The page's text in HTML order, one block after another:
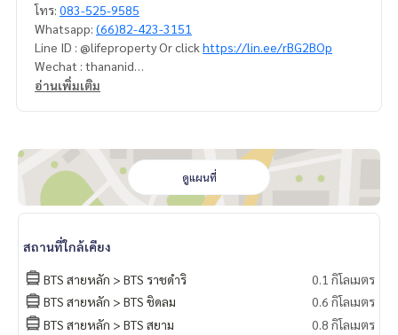
โทร: 083-525-9585
Whatsapp: (66)82-423-3151
Line ID : @lifeproperty Or click https://lin.ee/rBG2BOp
Wechat : thananid
อีเมล:lifeproperty.bkk@gmail.com
สังหาริมทรัพย์ในกรุงเทพฯ
เรามีทีมงานพร้อมให้คำปรึกษาและช่วยหาสถานที่ที่เหมาะสมที่สุด
ให้คุณ ฟรี!
#เช่าคอนโด #คอนโดให้เช่า #คอนโดติดรถไฟฟ้า #เอเจนท์คอนโ
ด #คอนโดติดbts #คอนโดใกล้รถไฟฟ้า #condoforrentbangko
k
#bangkokcondo #คอนโดพร้อมอยู่ #คอนโดน่าอยู่ #คอนโดน่า
ลงทุน #คอนโดหรู #condointhailand #thailandcondo
#thailandrealestate #thailandresidence #condoinvestme
อ่านเพิ่มเติม
ดูแผนที่
สถานที่ใกล้เคียง
BTS สายหลัก > BTS ราชดำริ
0.1 กิโลเมตร
BTS สายหลัก > BTS ชิดลม
0.6 กิโลเมตร
BTS สายหลัก > BTS สยาม
0.8 กิโลเมตร